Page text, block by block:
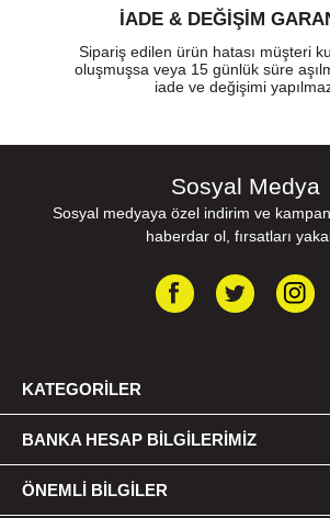
İADE & DEĞİŞİM
Sipariş edilen ürün hatası müşteri
oluşmuşsa veya 15 günlük süre
iade ve değişimi
Sosyal Medya
Sosyal medyaya özel indirim ve
haberdar ol, fırsatları
KATEGORILER
BANKA HESAP BILGILERIMIZ
ÖNEMLI BILGILER